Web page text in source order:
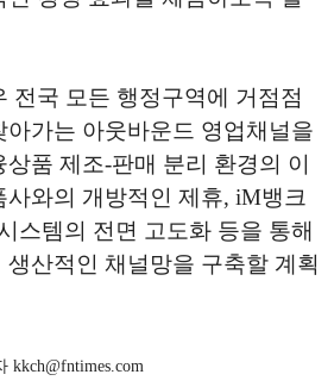
전국 모든 행정구역에 거점점
아가는 아웃바운드 영업채널을
품 제조-판매 분리 환경의 이
와의 개방적인 제휴, iM뱅크
스템의 전면 고도화 등을 통해
생산적인 채널망을 구축할 계획
kkch@fntimes.com